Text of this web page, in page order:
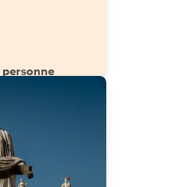
personne